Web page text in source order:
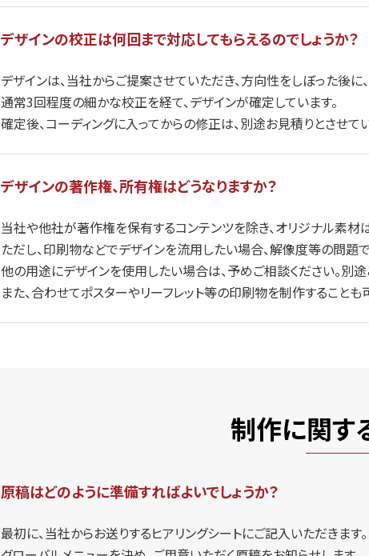
デザインの校正は何回まで対応してもらえるのでしょうか？
デザインは、当社からご提案させていただき、方向性をしぼった後
通常3回程度の細かな校正を経て、デザインが確定しています。
確定後、コーディングに入ってからの修正は、別途お見積りとさせて
デザインの著作権、所有権はどうなりますか？
当社や他社が著作権を保有するコンテンツを除き、オリジナル素材
ただし、印刷物などでデザインを流用したい場合、解像度等の問題
他の用途にデザインを使用したい場合は、予めご相談ください。別途
また、合わせてポスターやリーフレット等の印刷物を制作することも
制作に関す
原稿はどのように準備すればよいでしょうか？
最初に、当社からお送りするヒアリングシートにご記入いただきます。